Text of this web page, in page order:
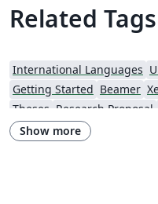
Related Tags
International Languages
Getting Started Beamer
Theses Research Proposal
Show more